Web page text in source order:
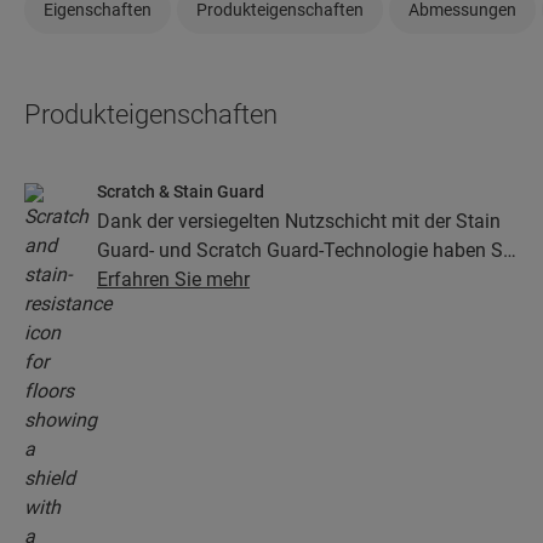
Eigenschaften Produkteigenschaften Abmessungen
Produkteigenschaften
Scratch & Stain Guard
Dank der versiegelten Nutzschicht mit der Stain
Guard- und Scratch Guard-Technologie haben Sie
viele Jahre lang Freude an Ihrem Vinylboden. Die
Oberfläche bietet außergewöhnlichen Schutz vor
Erfahren Sie mehr